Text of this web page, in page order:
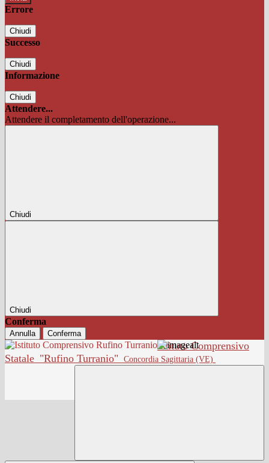
Errore
Chiudi
Successo
Chiudi
Informazione
Chiudi
Attendere...
Attendere il completamento dell'operazione...
Chiudi
Chiudi
Conferma
Annulla Conferma
Istituto Comprensivo
Statale "Rufino Turranio" Concordia Sagittaria (VE)